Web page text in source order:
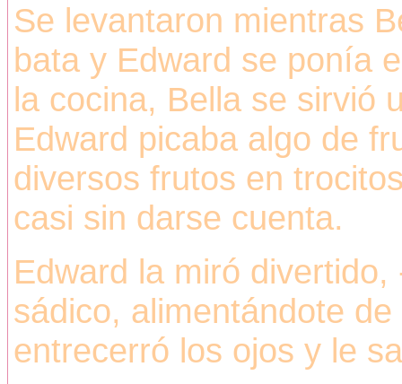
Se levantaron mientras
bata y Edward se ponía
la cocina, Bella se sirvió
Edward picaba algo de
diversos frutos en
casi sin darse cuenta.
Edward la miró
sádico, alimentándote
entrecerró los ojos y le